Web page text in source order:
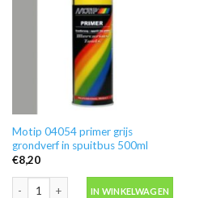
Motip 04054 primer grijs
grondverf in spuitbus 500ml
€8,20
Motip 04054 primer grijs grondverf in
IN WINKELWAGEN